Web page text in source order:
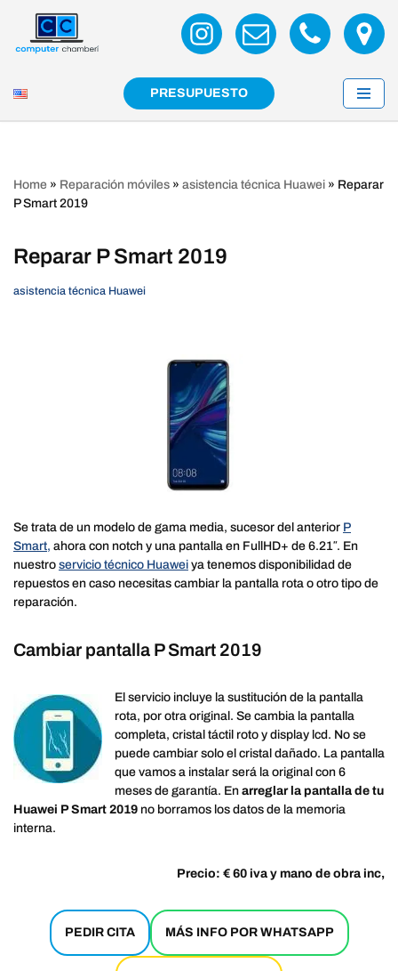
Saltar
PRESUPUESTO
Home » Reparación móviles » asistencia técnica Huawei » Reparar
P Smart 2019
Reparar P Smart 2019
asistencia técnica Huawei
Se trata de un modelo de gama media, sucesor del anterior P
Smart, ahora con notch y una pantalla en FullHD+ de 6.21″. En
nuestro servicio técnico Huawei ya tenemos disponibilidad de
repuestos en caso necesitas cambiar la pantalla rota o otro tipo de
reparación.
Cambiar pantalla P Smart 2019
El servicio incluye la sustitución de la pantalla
rota, por otra original. Se cambia la pantalla
completa, cristal táctil roto y display lcd. No se
puede cambiar solo el cristal dañado. La pantalla
que vamos a instalar será la original con 6
meses de garantía. En arreglar la pantalla de tu
Huawei P Smart 2019 no borramos los datos de la memoria
interna.
Precio: € 60 iva y mano de obra inc,
PEDIR CITA MÁS INFO POR WHATSAPP